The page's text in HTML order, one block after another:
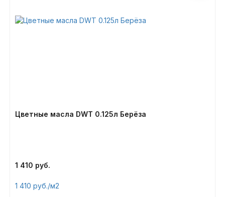
Цветные масла DWT 0.125л Берёза
1 410
1 410 /м2